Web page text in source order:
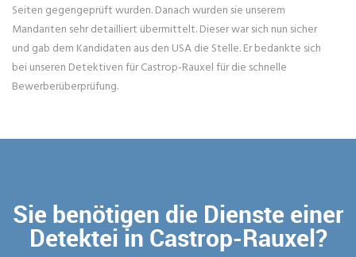
Seiten gegengeprüft wurden. Danach wurden sie unserem
Mandanten sehr detailliert übermittelt. Dieser war sich nun sicher
und gab dem Kandidaten aus den USA die Stelle. Er bedankte sich
bei unseren Detektiven für Castrop-Rauxel für die schnelle
Bewerberüberprüfung.
Sie benötigen die Dienste einer
Detektei in Castrop-Rauxel?